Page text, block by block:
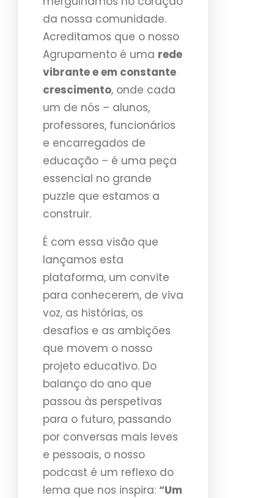
da nossa comunidade.
Acreditamos que o nosso
Agrupamento é uma rede
vibrante e em constante
crescimento, onde cada
um de nós – alunos,
professores, funcionários
e encarregados de
educação – é uma peça
essencial no grande
puzzle que estamos a
construir.
É com essa visão que
lançamos esta
plataforma, um convite
para conhecerem, de viva
voz, as histórias, os
desafios e as ambições
que movem o nosso
projeto educativo. Do
balanço do ano que
passou às perspetivas
para o futuro, passando
por conversas mais leves
e pessoais, o nosso
podcast é um reflexo do
lema que nos inspira: “Um